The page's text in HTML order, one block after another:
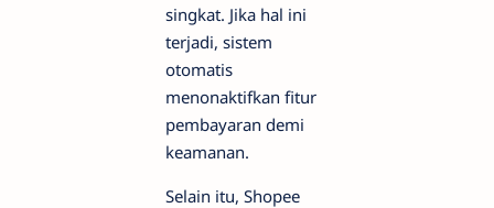
singkat. Jika hal ini
terjadi, sistem
otomatis
menonaktifkan fitur
pembayaran demi
keamanan.
Selain itu, Shopee